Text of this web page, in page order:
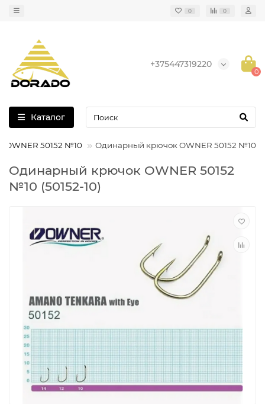
0 0
+375447319220
0
Каталог
50152 №10 Одинарный крючок OWNER 50152 №10
Одинарный крючок OWNER 50152
№10 (50152-10)